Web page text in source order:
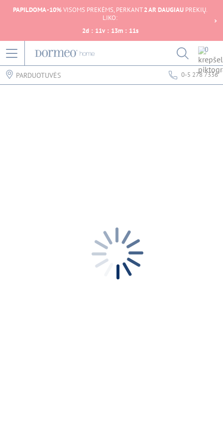
PAPILDOMA -10%VISOMS PREKĖMS, PERKANT2 AR DAUGIAUPREKIŲ.
LIKO:
2d : 11v : 13m : 11s
0
PARDUOTUVĖS 0-5 278 7336